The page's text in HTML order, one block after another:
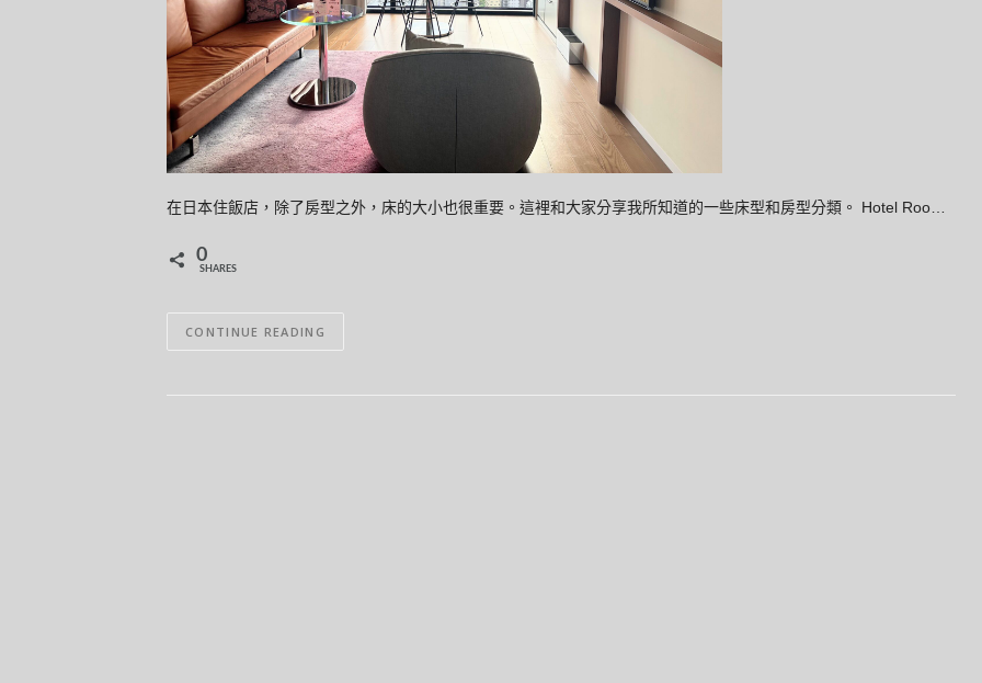
在日本住飯店，除了房型之外，床的大小也很重要。這裡和大家分享我所知道的一些床型和房型分類。 Hotel Roo…
0
SHARES
CONTINUE READING